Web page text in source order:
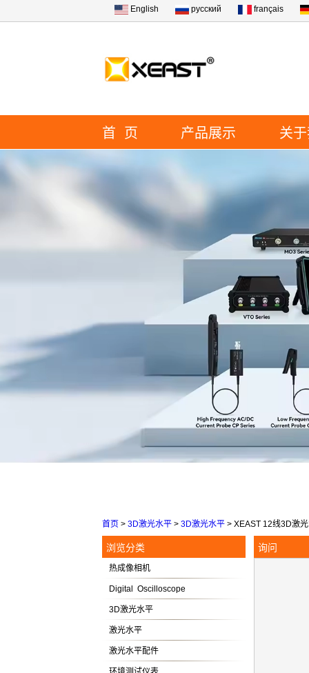
English русский français
首 页 产品展示 关
首页 > 3D激光水平 > 3D激光水平 > XEAST 12线3D激
浏览分类
热成像相机
Digital Oscilloscope
3D激光水平
激光水平
激光水平配件
询问